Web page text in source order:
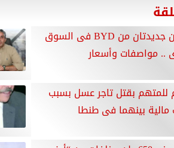
سيارتان جديدتان من BYD فى السوق
.. مواصفات وأسعار
للمتهم بقتل تاجر عسل بسبب
مالية بينهما فى طنطا